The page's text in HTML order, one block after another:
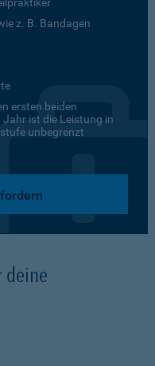
z. B. Bandagen
ersten beiden
ist die Leistung in
unbegrenzt
deine